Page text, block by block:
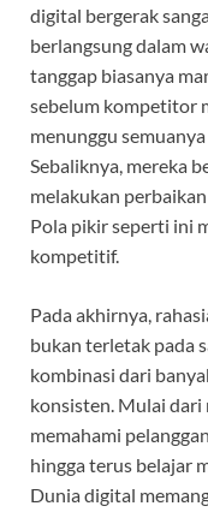
digital bergerak
berlangsung dalam
tanggap biasanya
sebelum kompetitor
menunggu
Sebaliknya, mereka
melakukan
Pola pikir seperti ini
kompetitif.
Pada akhirnya,
bukan terletak pada
kombinasi dari
konsisten. Mulai dari
memahami
hingga terus belajar
Dunia digital